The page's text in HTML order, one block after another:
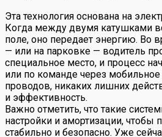
Эта технология основана на
Когда между двумя катушками
поле, оно передает энергию. Во
— или на парковке — водитель
специальное место, и процесс
или по команде через
проводов, никаких лишних
и эффективность.
Важно отметить, что такие
настройки и амортизации, чтобы
стабильно и безопасно. Уже